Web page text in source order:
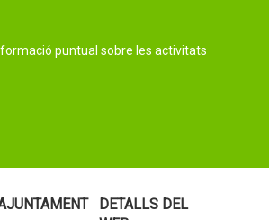
puntual sobre les activitats
DETALLS DEL